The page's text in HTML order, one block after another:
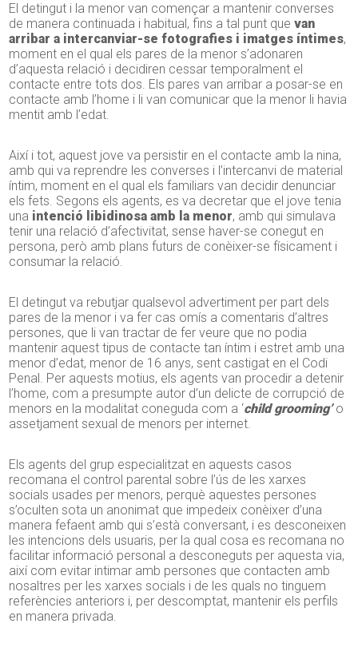
El detingut i la menor van començar a mantenir converses
de manera continuada i habitual, fins a tal punt quevan
arribar a intercanviar-se fotografies i imatges íntimes,
moment en el qual els pares de la menor s’adonaren
d’aquesta relació i decidiren cessar temporalment el
contacte entre tots dos. Els pares van arribar a posar-se en
contacte amb l’home i li van comunicar que la menor li havia
mentit amb l’edat.
Així i tot, aquest jove va persistir en el contacte amb la nina,
amb qui va reprendre les converses i l’intercanvi de material
íntim, moment en el qual els familiars van decidir denunciar
els fets. Segons els agents, es va decretar que el jove tenia
una intenció libidinosa amb la menor, amb qui simulava
tenir una relació d’afectivitat, sense haver-se conegut en
persona, però amb plans futurs de conèixer-se físicament i
consumar la relació.
El detingut va rebutjar qualsevol advertiment per part dels
pares de la menor i va fer cas omís a comentaris d’altres
persones, que li van tractar de fer veure que no podia
mantenir aquest tipus de contacte tan íntim i estret amb una
menor d’edat, menor de 16 anys, sent castigat en el Codi
Penal. Per aquests motius, els agents van procedir a detenir
l’home, com a presumpte autor d’un delicte de corrupció de
menors en la modalitat coneguda com a ‘child grooming’o
assetjament sexual de menors per internet.
Els agents del grup especialitzat en aquests casos
recomana el control parental sobre l’ús de les xarxes
socials usades per menors, perquè aquestes persones
s’oculten sota un anonimat que impedeix conèixer d’una
manera fefaent amb qui s’està conversant, i es desconeixen
les intencions dels usuaris, per la qual cosa es recomana no
facilitar informació personal a desconeguts per aquesta via,
així com evitar intimar amb persones que contacten amb
nosaltres per les xarxes socials i de les quals no tinguem
referències anteriors i, per descomptat, mantenir els perfils
en manera privada.